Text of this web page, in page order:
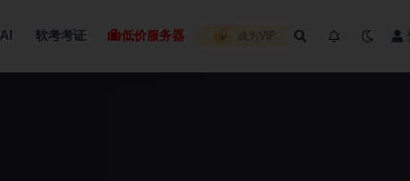
AI 软考考证 低价服务器 成为VIP